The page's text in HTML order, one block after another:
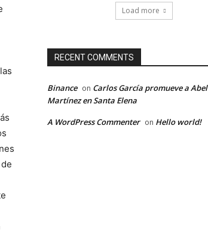
Load more
RECENT COMMENTS
Binance on Carlos García promueve a Abel
Martínez en Santa Elena
A WordPress Commenter on Hello world!